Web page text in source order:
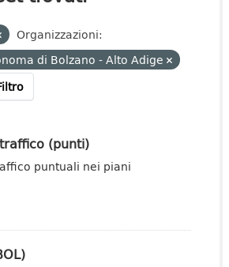
Organizzazioni:
di Bolzano - Alto Adige
(punti)
puntuali nei piani